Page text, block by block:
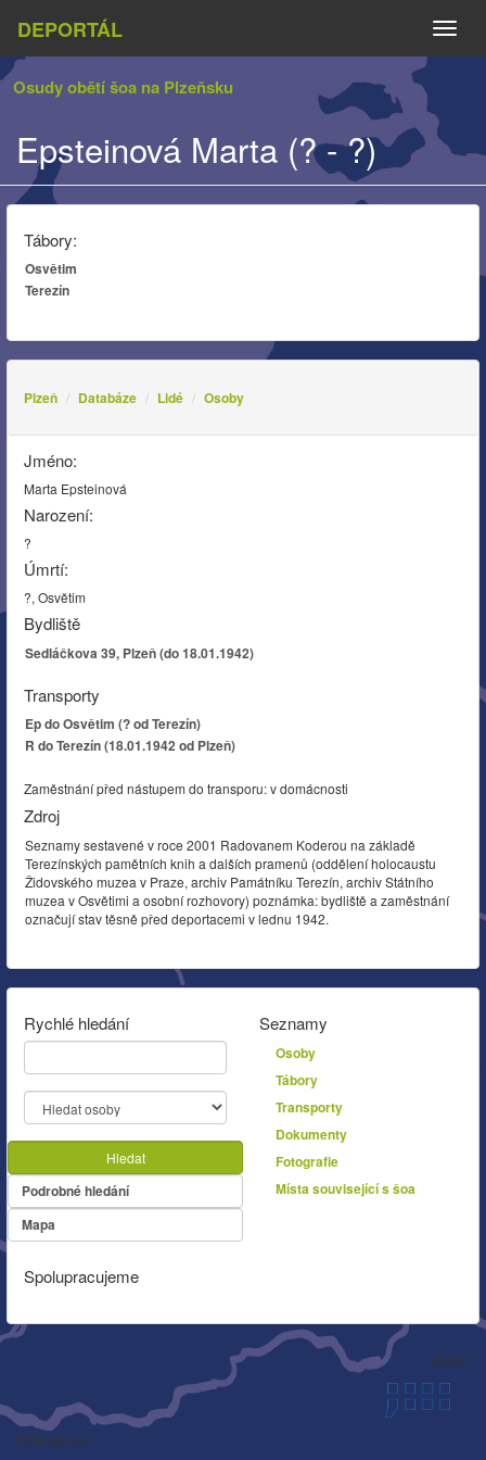
DEPORTÁL
Osudy obětí šoa na Plzeňsku
Epsteinová Marta (? - ?)
Tábory:
Osvětim
Terezín
Plzeň Databáze Lidé Osoby
Jméno:
Marta Epsteinová
Narození:
?
Úmrtí:
?, Osvětim
Bydliště
Sedláčkova 39, Plzeň (do 18.01.1942)
Transporty
Ep do Osvětim (? od Terezín)
R do Terezín (18.01.1942 od Plzeň)
Zaměstnání před nástupem do transporu: v domácnosti
Zdroj
Seznamy sestavené v roce 2001 Radovanem Koderou na základě
Terezínských pamětních knih a dalších pramenů (oddělení holocaustu
Židovského muzea v Praze, archiv Památníku Terezín, archiv Státního
muzea v Osvětimi a osobní rozhovory) poznámka: bydliště a zaměstnání
označují stav těsně před deportacemi v lednu 1942.
Rychlé hledání
Hledat
Podrobné hledání
Mapa
Seznamy
Osoby
Tábory
Transporty
Dokumenty
Fotografie
Místa související s šoa
Spolupracujeme
Autor
Děkujeme